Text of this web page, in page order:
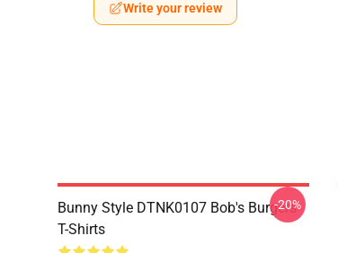
Write your review
Bunny Style DTNK0107 Bob's Burgers
T-Shirts
-20%